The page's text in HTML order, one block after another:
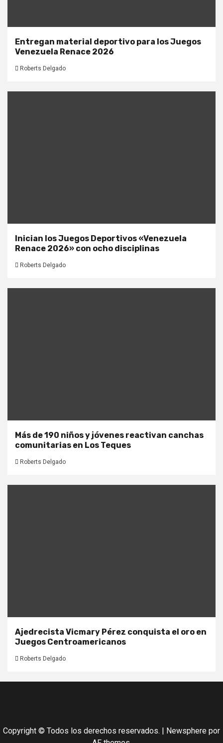
Entregan material deportivo para los Juegos
Venezuela Renace 2026
Roberts Delgado
Inician los Juegos Deportivos «Venezuela
Renace 2026» con ocho disciplinas
Roberts Delgado
Más de 190 niños y jóvenes reactivan canchas
comunitarias en Los Teques
Roberts Delgado
Ajedrecista Vicmary Pérez conquista el oro en
Juegos Centroamericanos
Roberts Delgado
Copyright © Todos los derechos reservados. | Newsphere por